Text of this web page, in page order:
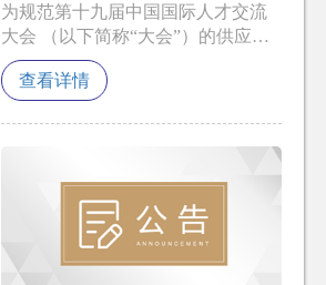
为规范第十九届中国国际人才交流
大会 （以下简称“大会”）的供应商
管理工作，优化采购资源，保证采
购质量，控制采购成本，提升服务
查看详情